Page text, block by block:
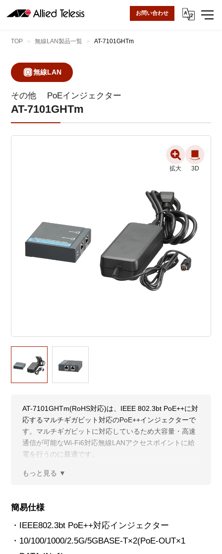
お問い合わせ
TOP 無線LAN製品一覧 AT-7101GHTm
その他 PoEインジェクター
AT-7101GHTm
無線LAN
拡大 3D
拡大 3D
AT-7101GHTm(RoHS対応)は、IEEE 802.3bt PoE++に対
応するマルチギガビット対応のPoE++インジェクターで
す。マルチギガビットに対応しているため大容量・高速
通信が可能なWi-Fi6対応無線LANアクセスポイントに給
電を行うのに最適です。
簡易仕様
・IEEE802.3bt PoE++対応インジェクター
・10/100/1000/2.5G/5GBASE-T×2(PoE-OUT×1